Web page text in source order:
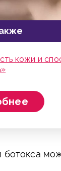
кожи и
ботокса